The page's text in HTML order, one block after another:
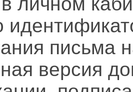
письма
версия